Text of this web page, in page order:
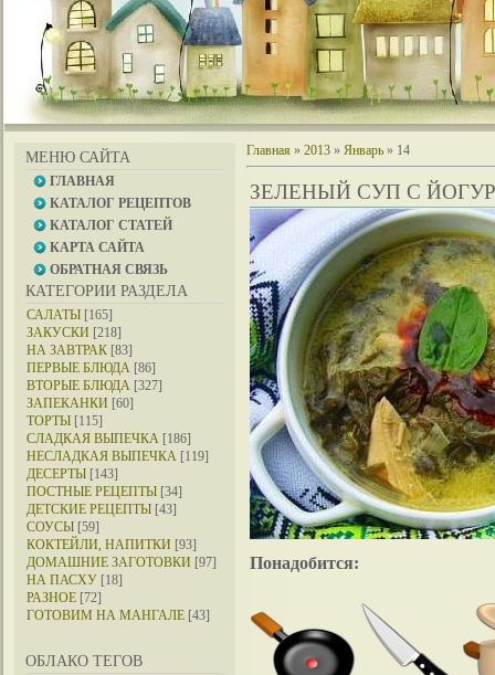
МЕНЮ САЙТА
ГЛАВНАЯ
КАТАЛОГ РЕЦЕПТОВ
КАТАЛОГ СТАТЕЙ
КАРТА САЙТА
ОБРАТНАЯ СВЯЗЬ
КАТЕГОРИИ РАЗДЕЛА
САЛАТЫ [165]
ЗАКУСКИ [218]
НА ЗАВТРАК [83]
ПЕРВЫЕ БЛЮДА [86]
ВТОРЫЕ БЛЮДА [327]
ЗАПЕКАНКИ [60]
ТОРТЫ [115]
СЛАДКАЯ ВЫПЕЧКА [186]
НЕСЛАДКАЯ ВЫПЕЧКА [119]
ДЕСЕРТЫ [143]
ПОСТНЫЕ РЕЦЕПТЫ [34]
ДЕТСКИЕ РЕЦЕПТЫ [43]
СОУСЫ [59]
КОКТЕЙЛИ, НАПИТКИ [93]
ДОМАШНИЕ ЗАГОТОВКИ [97]
НА ПАСХУ [18]
РАЗНОЕ [72]
ГОТОВИМ НА МАНГАЛЕ [43]
ОБЛАКО ТЕГОВ
Главная » 2013 » Январь » 14
ЗЕЛЕНЫЙ СУП С
Понадобится: